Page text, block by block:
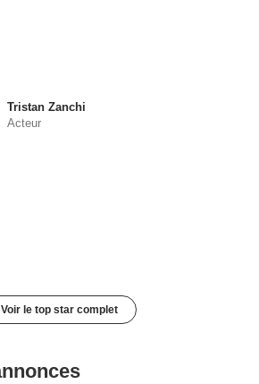
Tristan Zanchi
Acteur
Voir le top star complet